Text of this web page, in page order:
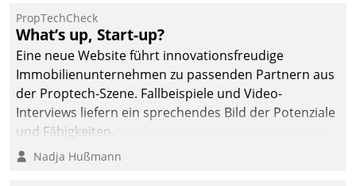
PropTechCheck
What’s up, Start-up?
Eine neue Website führt innovationsfreudige
Immobilienunternehmen zu passenden Partnern aus
der Proptech-Szene. Fallbeispiele und Video-
Interviews liefern ein sprechendes Bild der Potenziale
und Fähigkeiten.
Nadja Hußmann